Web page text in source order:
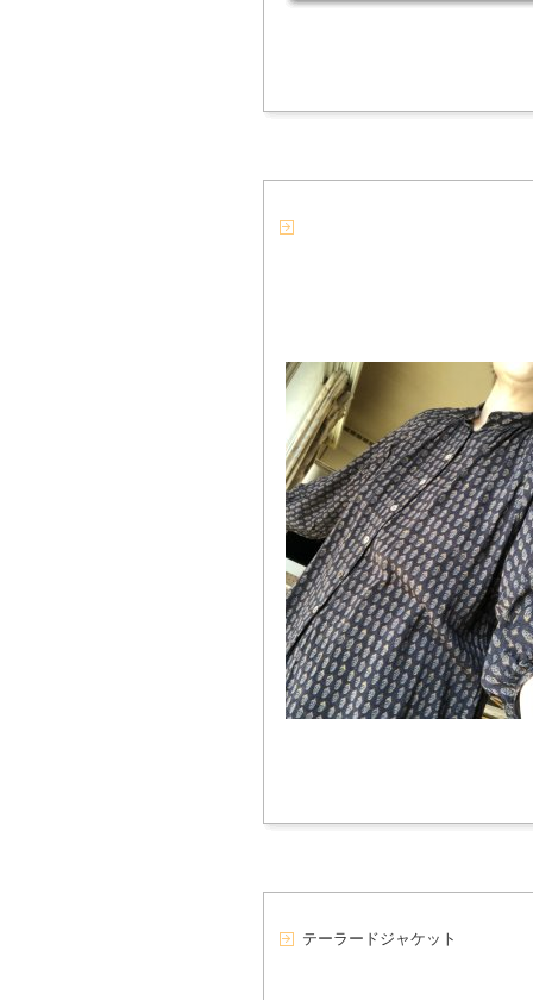
テーラードジャケット